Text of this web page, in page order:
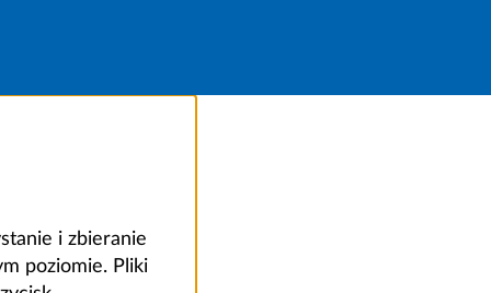
i zbieranie
poziomie. Pliki